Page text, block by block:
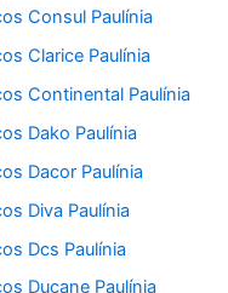
Consul Paulínia
Clarice Paulínia
Continental Paulínia
Dako Paulínia
Dacor Paulínia
Diva Paulínia
Dcs Paulínia
Ducane Paulínia